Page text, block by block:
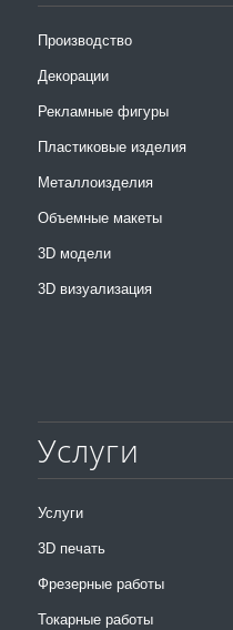
Производство
Декорации
Рекламные фигуры
Пластиковые изделия
Металлоизделия
Объемные макеты
3D модели
3D визуализация
Услуги
Услуги
3D печать
Фрезерные работы
Токарные работы